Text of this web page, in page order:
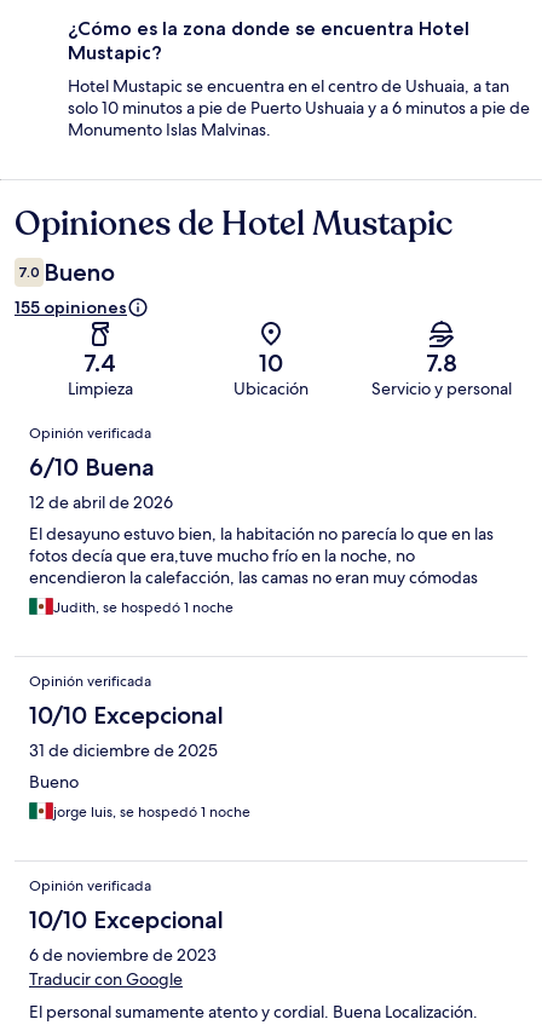
¿Cómo es la zona donde se encuentra Hotel
Mustapic?
Hotel Mustapic se encuentra en el centro de Ushuaia, a tan
solo 10 minutos a pie de Puerto Ushuaia y a 6 minutos a pie de
Monumento Islas Malvinas.
Opiniones
Opiniones de Hotel Mustapic
7.0 Bueno
155 opiniones
7.4
Limpieza
10
Ubicación
7.8
Servicio y personal
Opiniones
Opinión verificada
6/10 Buena
12 de abril de 2026
El desayuno estuvo bien, la habitación no parecía lo que en las
fotos decía que era,tuve mucho frío en la noche, no
encendieron la calefacción, las camas no eran muy cómodas
Judith, se hospedó 1 noche
Opinión verificada
10/10 Excepcional
31 de diciembre de 2025
Bueno
jorge luis, se hospedó 1 noche
Opinión verificada
10/10 Excepcional
6 de noviembre de 2023
Traducir con Google
El personal sumamente atento y cordial. Buena Localización.